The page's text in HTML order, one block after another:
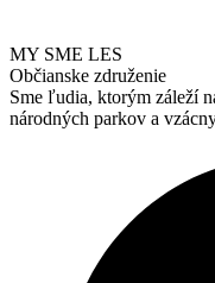
MY SME LES
Občianske združenie
Sme ľudia, ktorým záleží
národných parkov a